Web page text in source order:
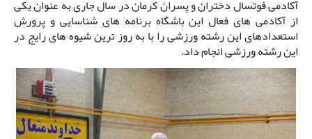
آکادمی فوتسال دختران و پسران کرمان در سال جاری به عنوان یکی
از آکادمی های فعال این باشگاه برنامه های شناسایی و پرورش
استعدادهای این رشته ورزشی را با به روز ترین شیوه های رایج در
این رشته ورزشی انجام داد.